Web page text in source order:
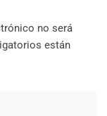
no será
están